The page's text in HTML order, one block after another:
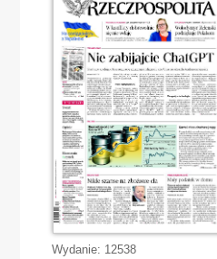
Wydanie: 12538